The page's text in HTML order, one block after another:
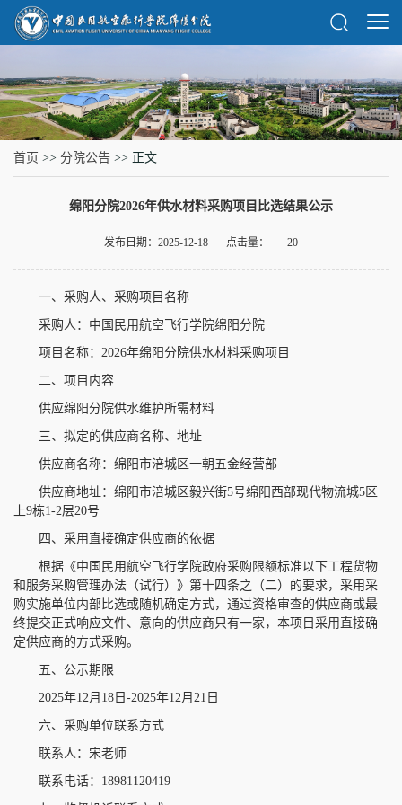
首页 >> 分院公告 >> 正文
绵阳分院2026年供水材料采购项目比选结果公示
发布日期：2025-12-18 点击量： 20
一、采购人、采购项目名称
采购人：中国民用航空飞行学院绵阳分院
项目名称：2026年绵阳分院供水材料采购项目
二、项目内容
供应绵阳分院供水维护所需材料
三、拟定的供应商名称、地址
供应商名称：绵阳市涪城区一朝五金经营部
供应商地址：绵阳市涪城区毅兴街5号绵阳西部现代物流城5区
上9栋1-2层20号
四、采用直接确定供应商的依据
根据《中国民用航空飞行学院政府采购限额标准以下工程货物
和服务采购管理办法（试行）》第十四条之（二）的要求，采用采
购实施单位内部比选或随机确定方式，通过资格审查的供应商或最
终提交正式响应文件、意向的供应商只有一家，本项目采用直接确
定供应商的方式采购。
五、公示期限
2025年12月18日-2025年12月21日
六、采购单位联系方式
联系人：宋老师
联系电话：18981120419